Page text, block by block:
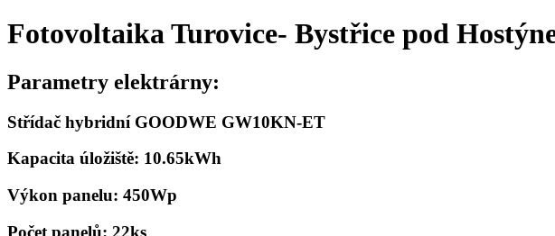
Fotovoltaika Turovice- Bystřice pod
Parametry elektrárny:
Střídač hybridní GOODWE GW10KN-ET
Kapacita úložiště: 10.65kWh
Výkon panelu: 450Wp
Počet panelů: 22ks